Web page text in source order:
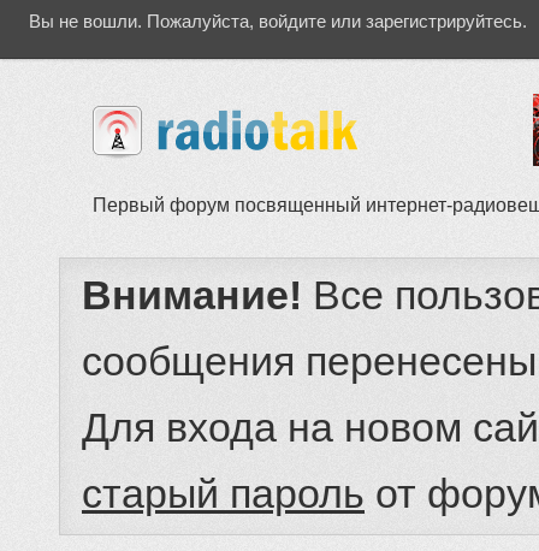
Вы не вошли. Пожалуйста, войдите или зарегистрируйтесь.
Первый форум посвященный интернет-
Внимание! Все
сообщения
Для входа на новом
старый пароль от